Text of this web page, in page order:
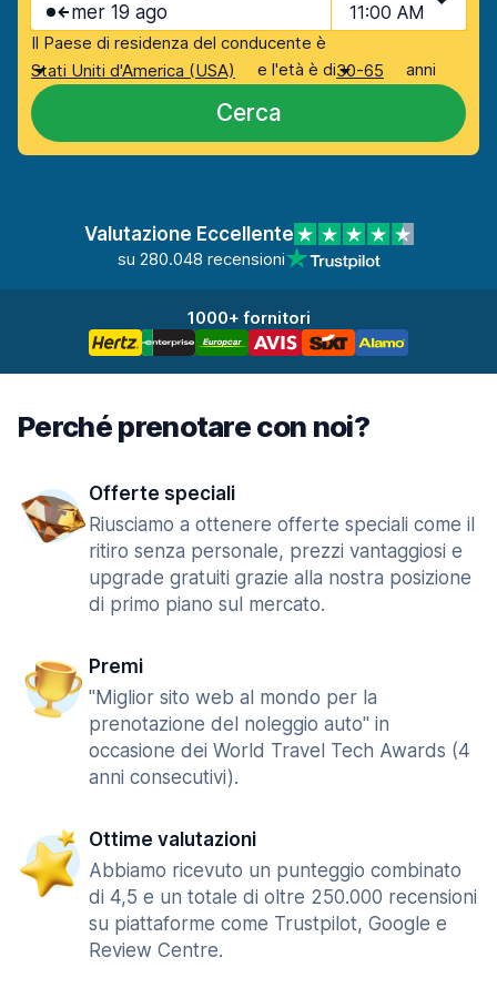
mer 19 ago 11:00 AM
Il Paese di residenza del conducente è
Stati Uniti d'America (USA)
e l'età è di30-65 anni
Cerca
Valutazione Eccellente
su 280.048 recensioni
1000+ fornitori
Perché prenotare con noi?
Offerte speciali
Riusciamo a ottenere offerte speciali come il
ritiro senza personale, prezzi vantaggiosi e
upgrade gratuiti grazie alla nostra posizione
di primo piano sul mercato.
Premi
"Miglior sito web al mondo per la
prenotazione del noleggio auto" in
occasione dei World Travel Tech Awards (4
anni consecutivi).
Ottime valutazioni
Abbiamo ricevuto un punteggio combinato
di 4,5 e un totale di oltre 250.000 recensioni
su piattaforme come Trustpilot, Google e
Review Centre.